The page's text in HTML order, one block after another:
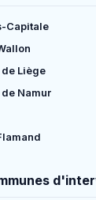
Capitale
Liège
Namur